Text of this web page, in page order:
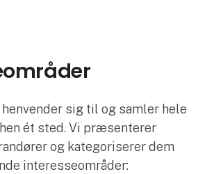
sig til og samler hele
ét sted. Vi præsenterer
og kategoriserer dem
interesseområder: